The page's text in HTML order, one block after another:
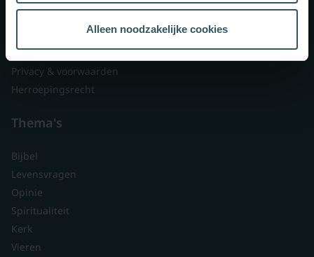
Alleen noodzakelijke cookies
Branded content
Privacy & voorwaarden
Herroepingsrecht
Thema's
Bijbel
Levensvragen
Opinie
Spiritualiteit
Kerk
Vieren